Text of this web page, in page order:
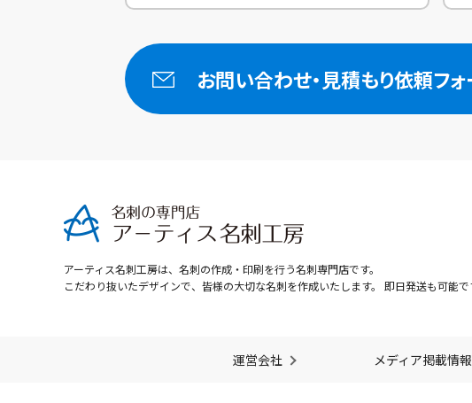
お問い合わせ・ 見積もり依頼フォ
アーティス名刺工房は、名刺の作成・印刷を行う名刺専門店です。
こだわり抜いたデザインで、皆様の大切な名刺を作成いたします。 即日発送も可能で
運営会社 メディア掲載情報